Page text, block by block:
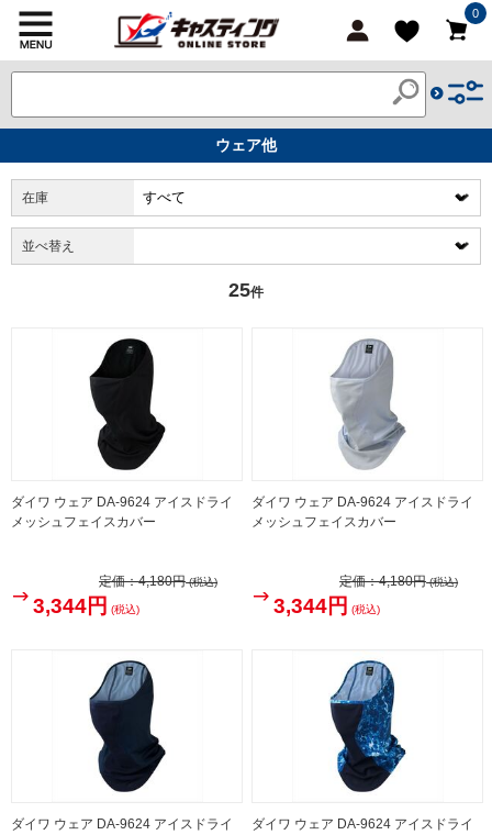
0
ウェア他
在庫
並べ替え
25件
ダイワ ウェア DA-9624 アイスドライ
メッシュフェイスカバー
定価：4,180円(税込)
3,344円 (税込)
ダイワ ウェア DA-9624 アイスドライ
メッシュフェイスカバー
定価：4,180円(税込)
3,344円 (税込)
ダイワ ウェア DA-9624 アイスドライ
ダイワ ウェア DA-9624 アイスドライ